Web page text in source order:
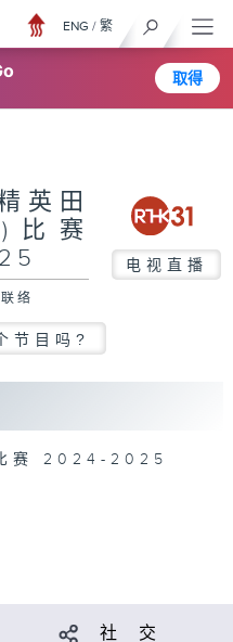
取得
ENG / 繁
英田
比赛
电视直播
联络
节目吗?
赛 2024-2025
社 交